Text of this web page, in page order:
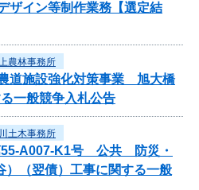
ザイン等制作業務【選定結
農林事務所
道施設強化対策事業 旭大橋
一般競争入札公告
土木事務所
55-A007-K1号 公共 防災・
）（翌債）工事に関する一般